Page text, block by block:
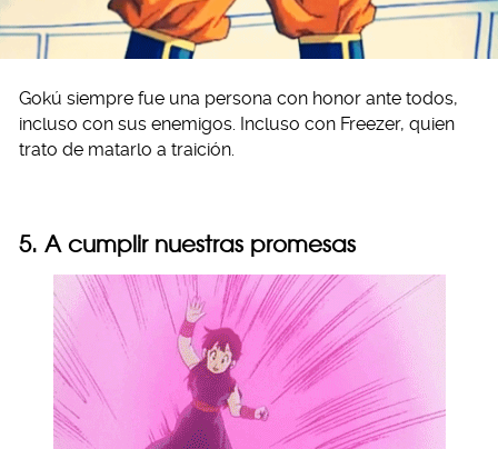
Gokú siempre fue una persona con honor ante todos,
incluso con sus enemigos. Incluso con Freezer, quien
trato de matarlo a traición.
5. A cumplir nuestras promesas